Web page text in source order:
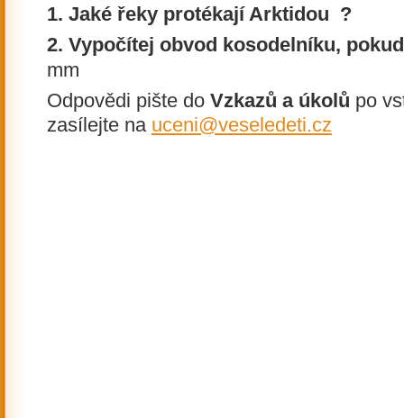
1. Jaké řeky protékají Arktidou ?
2. Vypočítej obvod kosodelníku,
mm
Odpovědi pište do Vzkazů a úkolů po
zasílejte na uceni@veseledeti.cz